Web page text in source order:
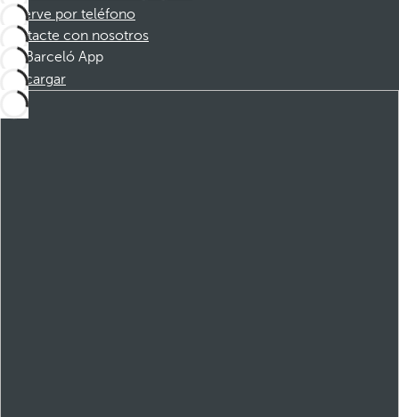
Reserve por teléfono
Contacte con nosotros
Barceló App
Descargar